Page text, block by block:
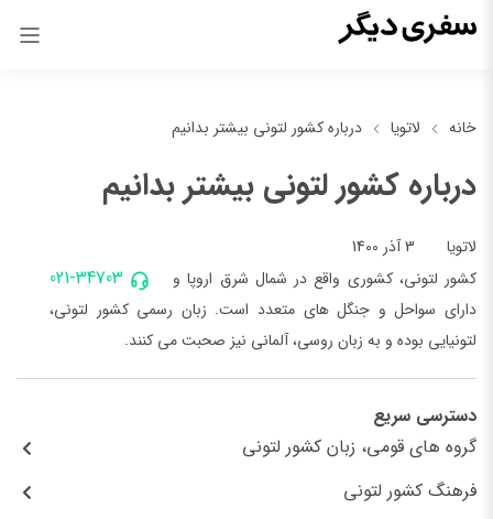
خانه لاتویا درباره کشور لتونی بیشتر بدانیم
درباره کشور لتونی بیشتر بدانیم
لاتویا 3 آذر 1400
021-34703
کشور لتونی، کشوری واقع در شمال شرق اروپا و
دارای سواحل و جنگل های متعدد است. زبان رسمی کشور لتونی،
لتونیایی بوده و به زبان روسی، آلمانی نیز صحبت می کنند.
دسترسی سریع
گروه های قومی، زبان کشور لتونی
فرهنگ کشور لتونی